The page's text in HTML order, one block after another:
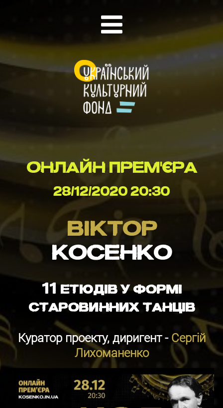
ОНЛАЙН ПРЕМ'ЄРА
28/12/2020 20:30
ВІКТОР
КОСЕНКО
11 етюдів у формі
старовинних танців
Куратор проекту, диригент - Сергій
Лихоманенко